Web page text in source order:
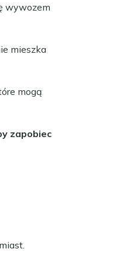
wywozem
mieszka
mogą
zapobiec